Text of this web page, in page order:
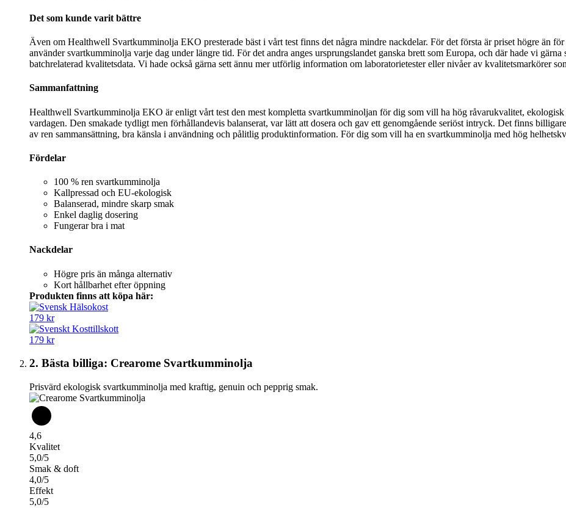
Det som kunde varit bättre
Även om Healthwell Svartkumminolja EKO presterade bäst i vårt test finns det några mindre nackdelar. För det första är priset högre än
använder svartkumminolja varje dag under längre tid. För det andra anges ursprungslandet ganska brett som Europa, och där hade vi
batchrelaterad kvalitetsdata. Vi hade också gärna sett ännu mer utförlig information om laboratorietester eller nivåer av kvalitetsmarkörer
Sammanfattning
Healthwell Svartkumminolja EKO är enligt vårt test den mest kompletta svartkumminoljan för dig som vill ha hög råvarukvalitet,
vardagen. Den smakade tydligt men förhållandevis balanserat, var lätt att dosera och gav ett genomgående seriöst intryck. Det finns
av ren sammansättning, bra känsla i användning och pålitlig produktinformation. För dig som vill ha en svartkumminolja med hög
Fördelar
100 % ren svartkumminolja
Kallpressad och EU-ekologisk
Balanserad, mindre skarp smak
Enkel daglig dosering
Fungerar bra i mat
Nackdelar
Högre pris än många alternativ
Kort hållbarhet efter öppning
Produkten finns att köpa här:
179 kr
179 kr
2. Bästa billiga: Crearome Svartkumminolja
Prisvärd ekologisk svartkumminolja med kraftig, genuin och pepprig smak.
4,6
Kvalitet
5,0/5
Smak & doft
4,0/5
Effekt
5,0/5